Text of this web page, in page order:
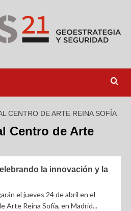
CENTRO DE ARTE REINA SOFÍA
Centro de Arte
la innovación y la
el jueves 24 de abril en el
Arte Reina Sofía, en Madrid...